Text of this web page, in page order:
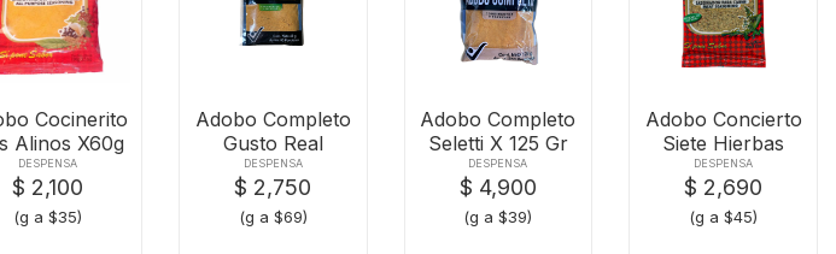
Cocinerito
Alinos X60g
DESPENSA
$ 2,100
(g a $35)
Adobo Completo
Gusto Real
Zipper-40 Gr
DESPENSA
$ 2,750
(g a $69)
Adobo Completo
Seletti X 125 Gr
DESPENSA
$ 4,900
(g a $39)
Adobo Concierto
Siete Hierbas
X60g
DESPENSA
$ 2,690
(g a $45)